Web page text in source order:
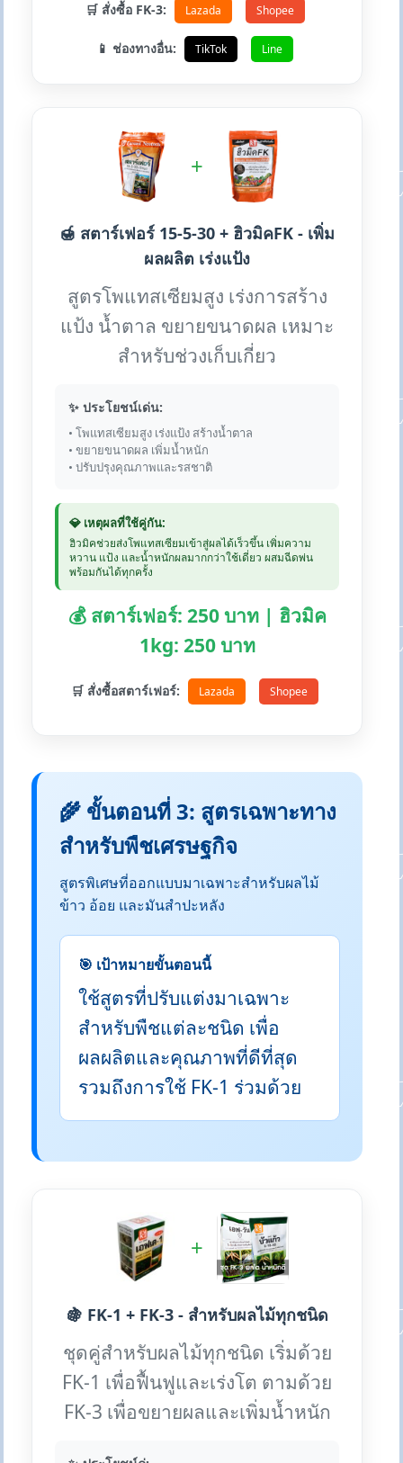
🛒 สั่งซื้อ FK-3: Lazada Shopee
📱 ช่องทางอื่น: TikTok Line
+
🍯 สตาร์เฟอร์ 15-5-30 + ฮิวมิคFK - เพิ่ม
ผลผลิต เร่งแป้ง
สูตรโพแทสเซียมสูง เร่งการสร้าง
แป้ง น้ำตาล ขยายขนาดผล เหมาะ
สำหรับช่วงเก็บเกี่ยว
✨ ประโยชน์เด่น:
• โพแทสเซียมสูง เร่งแป้ง สร้างน้ำตาล
• ขยายขนาดผล เพิ่มน้ำหนัก
• ปรับปรุงคุณภาพและรสชาติ
💎 เหตุผลที่ใช้คู่กัน:
ฮิวมิคช่วยส่งโพแทสเซียมเข้าสู่ผลได้เร็วขึ้น เพิ่มความ
หวาน แป้ง และน้ำหนักผลมากกว่าใช้เดี่ยว ผสมฉีดพ่น
พร้อมกันได้ทุกครั้ง
💰 สตาร์เฟอร์: 250 บาท | ฮิวมิค
1kg: 250 บาท
🛒 สั่งซื้อสตาร์เฟอร์: Lazada Shopee
🌾 ขั้นตอนที่ 3: สูตรเฉพาะทาง
สำหรับพืชเศรษฐกิจ
สูตรพิเศษที่ออกแบบมาเฉพาะสำหรับผลไม้
ข้าว อ้อย และมันสำปะหลัง
🎯 เป้าหมายขั้นตอนนี้
ใช้สูตรที่ปรับแต่งมาเฉพาะ
สำหรับพืชแต่ละชนิด เพื่อ
ผลผลิตและคุณภาพที่ดีที่สุด
รวมถึงการใช้ FK-1 ร่วมด้วย
+
🍇 FK-1 + FK-3 - สำหรับผลไม้ทุกชนิด
ชุดคู่สำหรับผลไม้ทุกชนิด เริ่มด้วย
FK-1 เพื่อฟื้นฟูและเร่งโต ตามด้วย
FK-3 เพื่อขยายผลและเพิ่มน้ำหนัก